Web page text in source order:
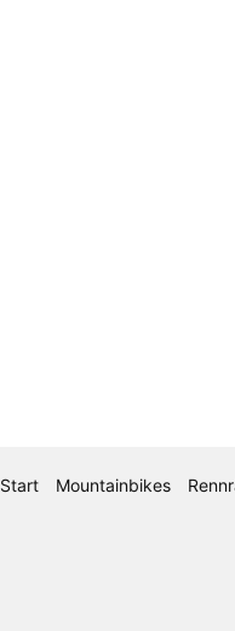
Start Mountainbikes